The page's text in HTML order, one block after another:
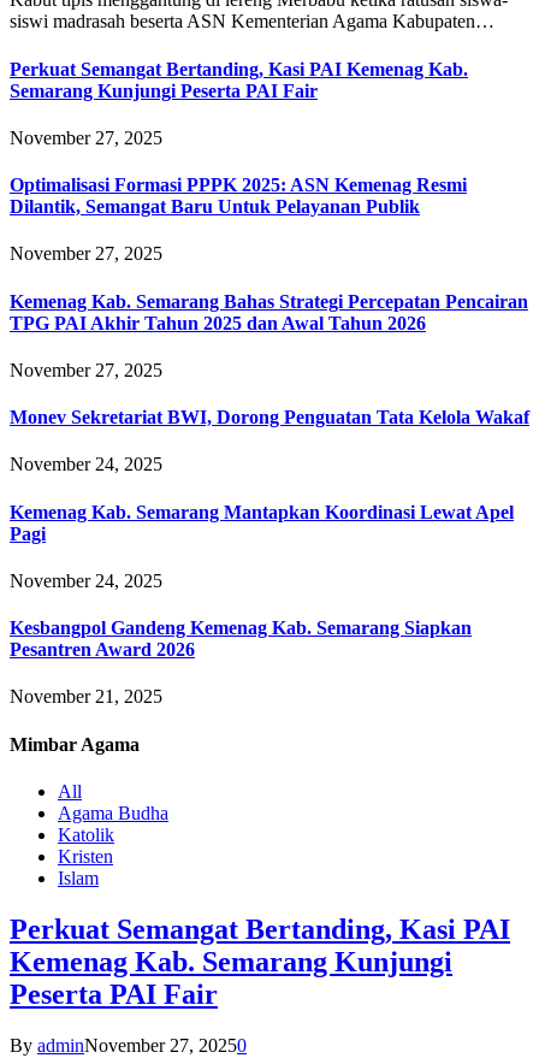
siswi madrasah beserta ASN Kementerian Agama Kabupaten…
Perkuat Semangat Bertanding, Kasi PAI Kemenag Kab.
Semarang Kunjungi Peserta PAI Fair
November 27, 2025
Optimalisasi Formasi PPPK 2025: ASN Kemenag Resmi
Dilantik, Semangat Baru Untuk Pelayanan Publik
November 27, 2025
Kemenag Kab. Semarang Bahas Strategi Percepatan Pencairan
TPG PAI Akhir Tahun 2025 dan Awal Tahun 2026
November 27, 2025
Monev Sekretariat BWI, Dorong Penguatan Tata Kelola Wakaf
November 24, 2025
Kemenag Kab. Semarang Mantapkan Koordinasi Lewat Apel
Pagi
November 24, 2025
Kesbangpol Gandeng Kemenag Kab. Semarang Siapkan
Pesantren Award 2026
November 21, 2025
Mimbar Agama
All
Agama Budha
Katolik
Kristen
Islam
Perkuat Semangat Bertanding, Kasi PAI
Kemenag Kab. Semarang Kunjungi
Peserta PAI Fair
By adminNovember 27, 20250